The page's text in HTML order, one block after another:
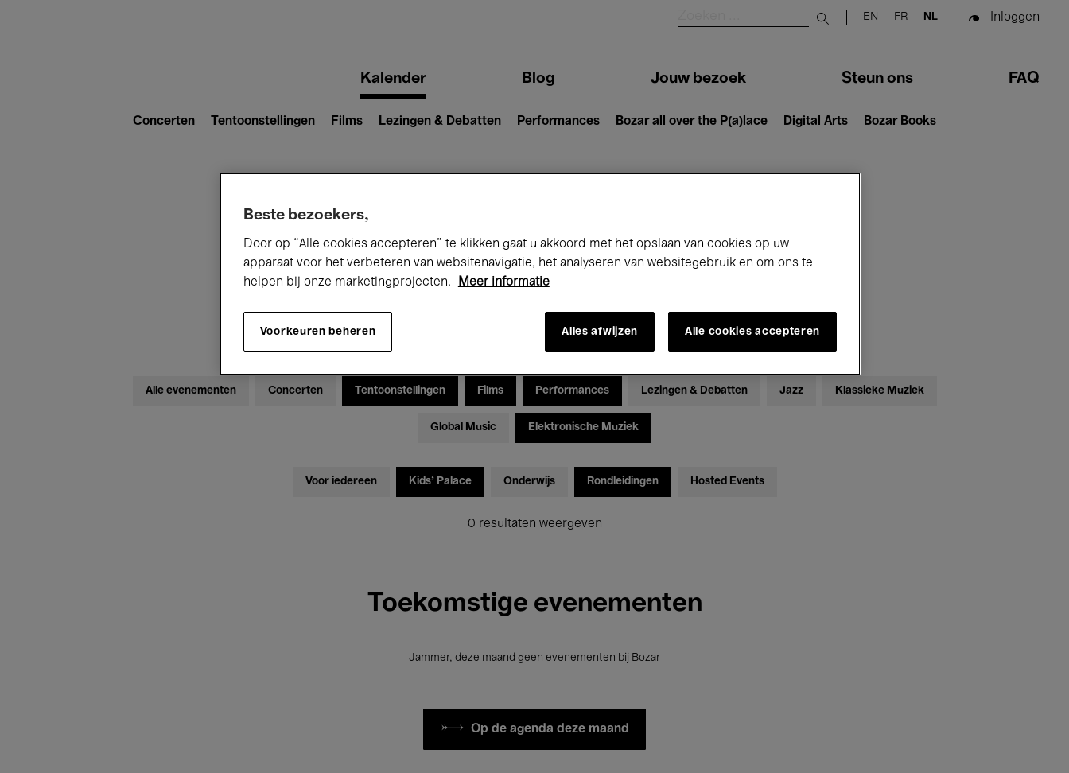
Submit search
EN FR NL Inloggen
navigationKalender Blog Jouw bezoek Steun ons FAQ
2)
Concerten Tentoonstellingen Films Lezingen & Debatten Performances Bozar all over the P(a)lace Digital Arts Bozar Books
Alle evenementen Concerten Tentoonstellingen Films Performances Lezingen & Debatten Jazz Klassieke Muziek
Global Music Elektronische Muziek
Voor iedereen Kids’ Palace Onderwijs Rondleidingen Hosted Events
0 resultaten weergeven
Toekomstige evenementen
Jammer, deze maand geen evenementen bij Bozar
Op de agenda deze maand
Beste bezoekers,
Door op “Alle cookies accepteren” te klikken gaat u akkoord met het opslaan van cookies op uw
apparaat voor het verbeteren van websitenavigatie, het analyseren van websitegebruik en om ons te
helpen bij onze marketingprojecten.
Meer informatie
Voorkeuren beheren Alles afwijzen Alle cookies accepteren